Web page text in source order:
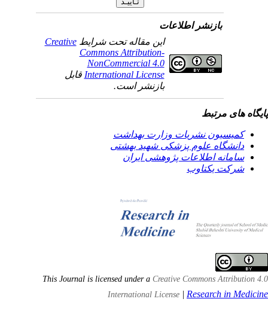
بازنشر اطلاعات
این مقاله تحت شرایطCreative
Commons Attribution-
NonCommercial 4.0
International Licenseقابل
بازنشر است.
های مرتبط
کمیسیون نشریات وزارت بهداشت
دانشگاه علوم پزشکی شهید بهشتی
سامانه اطلاعات پژوهشی ایران
شرکت یکتاوب
This Journal is licensed under aCreative Commons Attribution
International License |Research in